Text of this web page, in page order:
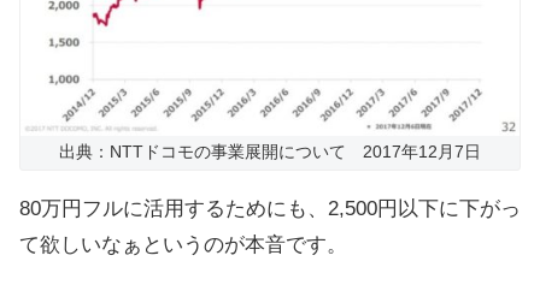
出典：NTTドコモの事業展開について 2017年12月7日
80万円フルに活用するためにも、2,500円以下に下がっ
て欲しいなぁというのが本音です。